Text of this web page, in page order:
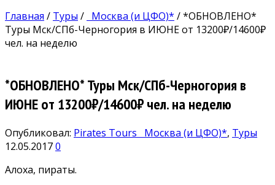
Главная / Туры / Москва (и ЦФО)* /*ОБНОВЛЕНО*
Туры Мск/СПб-Черногория в ИЮНЕ от 13200₽/14600₽
чел. на неделю
*ОБНОВЛЕНО* Туры Мск/СПб-Черногория в
ИЮНЕ от 13200₽/14600₽ чел. на неделю
Опубликовал: Pirates Tours Москва (и ЦФО)*, Туры
12.05.20170
Алоха, пираты.